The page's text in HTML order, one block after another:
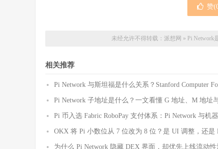
赞(
未经允许不得转载： 派想网 » Pi Network
相关推荐
Pi Network 与斯坦福是什么关系？Stanford Computer
Pi Network 子地址是什么？一文看懂 G 地址、M 地址
Pi 币入选 Fabric RoboPay 支付体系：Pi Network 与机
OKX 将 Pi 小数位从 7 位改为 8 位？是 UI 调整，还是
为什么 Pi Network 隐藏 DEX 界面，却优先上线流动